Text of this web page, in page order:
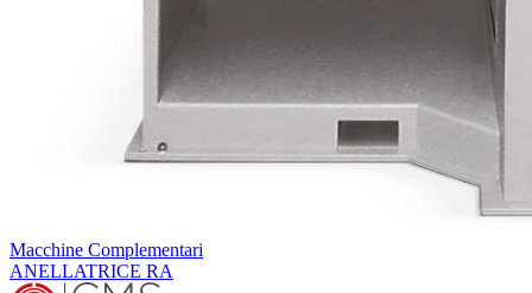
Macchine Complementari
ANELLATRICE RA